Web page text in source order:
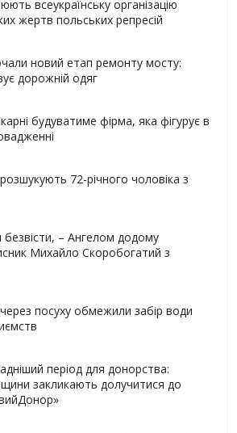
всеукраїнську організацію
жертв польських репресій
новий етап ремонту мосту:
дорожній одяг
будуватиме фірма, яка фігурує в
72-річного чоловіка з
– Ангелом додому
Михайло Скоробогатий з
посуху обмежили забір води
період для донорства:
закликають долучитися до